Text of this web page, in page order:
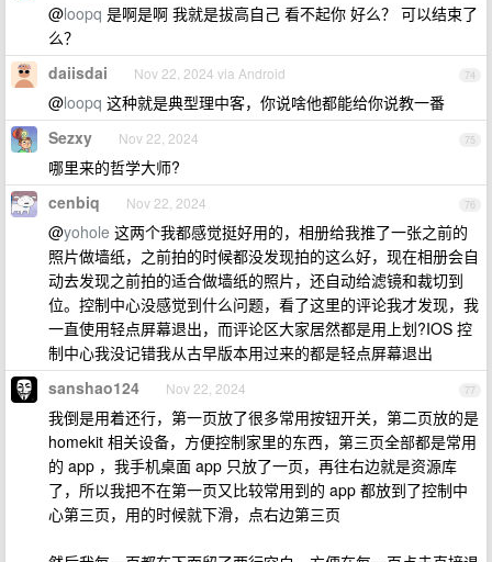
@loopq 是啊是啊 我就是拔高自己 看不起你 好么？ 可以结束了
么？
74
daiisdai Nov 22, 2024 via Android
@loopq 这种就是典型理中客，你说啥他都能给你说教一番
75
Sezxy Nov 22, 2024
哪里来的哲学大师?
76
cenbiq Nov 22, 2024
@yohole 这两个我都感觉挺好用的，相册给我推了一张之前的
照片做墙纸，之前拍的时候都没发现拍的这么好，现在相册会自
动去发现之前拍的适合做墙纸的照片，还自动给滤镜和裁切到
位。控制中心没感觉到什么问题，看了这里的评论我才发现，我
一直使用轻点屏幕退出，而评论区大家居然都是用上划?IOS 控
制中心我没记错我从古早版本用过来的都是轻点屏幕退出
77
sanshao124 Nov 22, 2024
我倒是用着还行，第一页放了很多常用按钮开关，第二页放的是
homekit 相关设备，方便控制家里的东西，第三页全部都是常用
的 app ，我手机桌面 app 只放了一页，再往右边就是资源库
了，所以我把不在第一页又比较常用到的 app 都放到了控制中
心第三页，用的时候就下滑，点右边第三页